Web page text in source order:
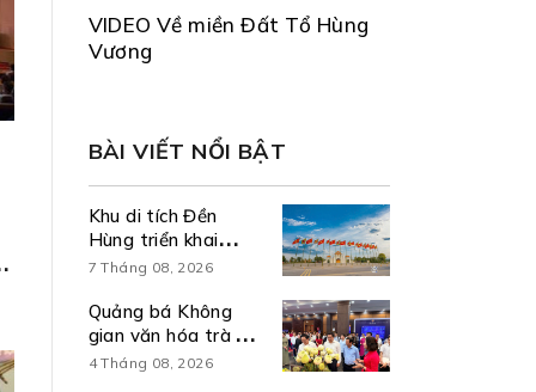
VIDEO Về miền Đất Tổ Hùng
Vương
BÀI VIẾT NỔI BẬT
Khu di tích Đền
Hùng triển khai
chương trình kích
cuối năm 2026
7 Tháng 08, 2026
Quảng bá Không
gian văn hóa trà và
Du lịch Đất Tổ tại
4 Tháng 08, 2026